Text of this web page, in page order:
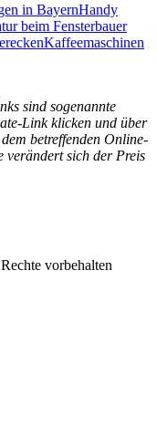
in BayernHandy
beim Fensterbauer
Kaffeemaschinen
sind sogenannte
Link klicken und über
betreffenden Online-
verändert sich der Preis
vorbehalten